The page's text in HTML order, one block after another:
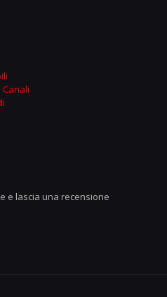
Canali
e lascia una recensione